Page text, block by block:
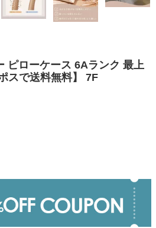
ピローケース 6Aランク 最上
スで送料無料】 7F